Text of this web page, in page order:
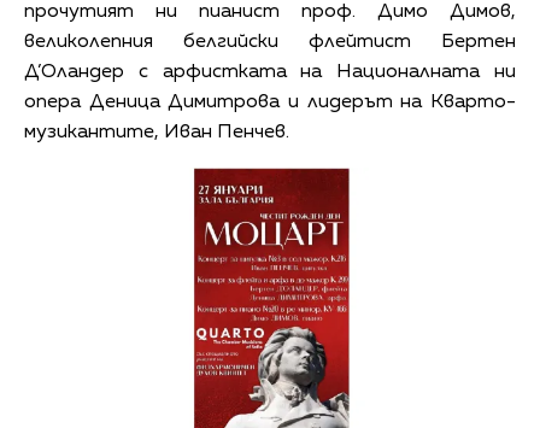
прочутият ни пианист проф. Димо Димов,
великолепния белгийски флейтист Бертен
Д’Оландер с арфистката на Националната ни
опера Деница Димитрова и лидерът на Кварто-
музикантите, Иван Пенчев.